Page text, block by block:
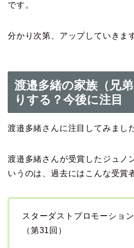
です。
分かり次第、アップしていきま
渡邉多緒の家族（兄
りする？今後に注目
渡邉多緒さんに注目してみまし
渡邉多緒さんが受賞したジュノ
いうのは、過去にはこんな受賞
スターダストプロモーショ
（第31回）